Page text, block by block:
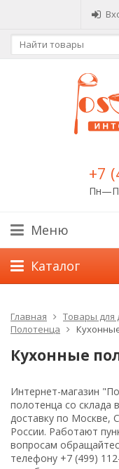
+7
Меню
Каталог
Главная Товары для
Полотенца
Кухонные
Интернет-магазин
полотенца со склада
доставку по Москве,
России. Работают
вопросам
телефону +7 (499)